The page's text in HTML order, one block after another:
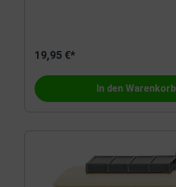
19,95 €*
In den Warenkorb